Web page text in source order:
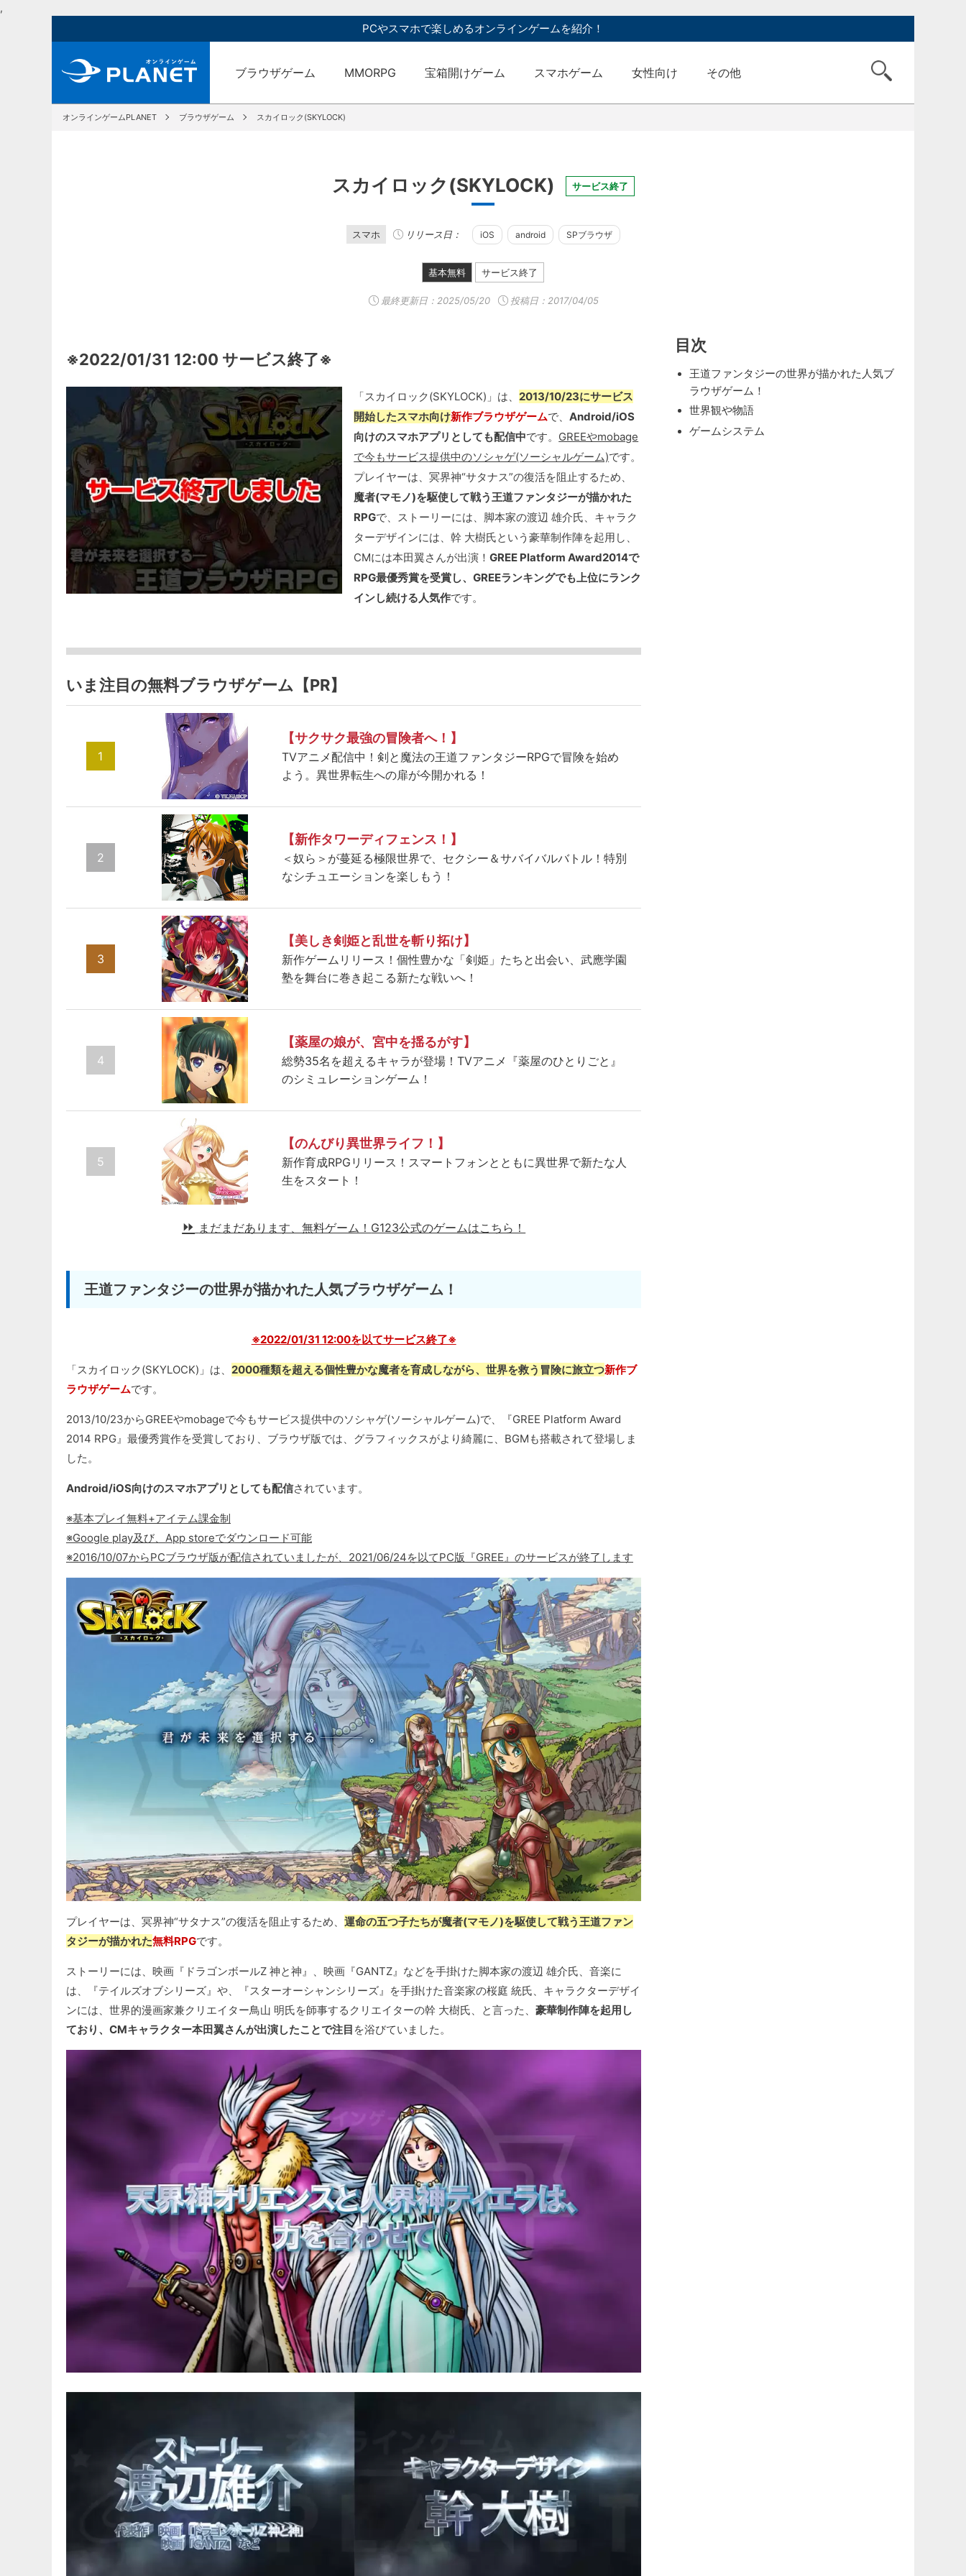
,
PCやスマホで楽しめるオンラインゲームを紹介！
ブラウザゲーム MMORPG 宝箱開けゲーム スマホゲーム 女性向け その他
オンラインゲームPLANET ブラウザゲーム スカイロック(SKYLOCK)
スカイロック(SKYLOCK) サービス終了
スマホ リリース日： iOS android SPブラウザ
基本無料 サービス終了
最終更新日： 2025/05/20 投稿日：2017/04/05
※2022/01/31 12:00 サービス終了※
「スカイロック(SKYLOCK)」は、2013/10/23にサービス
開始したスマホ向け新作ブラウザゲームで、Android/iOS
向けのスマホアプリとしても配信中です。 GREEやmobage
で今もサービス提供中のソシャゲ(ソーシャルゲーム)です。
プレイヤーは、冥界神“サタナス”の復活を阻止するため、
魔者(マモノ)を駆使して戦う王道ファンタジーが描かれた
RPGで、ストーリーには、脚本家の渡辺 雄介氏、キャラク
ターデザインには、幹 大樹氏という豪華制作陣を起用し、
CMには本田翼さんが出演！GREE Platform Award2014で
RPG最優秀賞を受賞し、GREEランキングでも上位にランク
インし続ける人気作です。
いま注目の無料ブラウザゲーム【PR】
1
【サクサク最強の冒険者へ！】
TVアニメ配信中！剣と魔法の王道ファンタジーRPGで冒険を始め
よう。異世界転生への扉が今開かれる！
2
【新作タワーディフェンス！】
＜奴ら＞が蔓延る極限世界で、セクシー＆サバイバルバトル！特別
なシチュエーションを楽しもう！
3
【美しき剣姫と乱世を斬り拓け】
新作ゲームリリース！個性豊かな「剣姫」たちと出会い、武應学園
塾を舞台に巻き起こる新たな戦いへ！
4
【薬屋の娘が、宮中を揺るがす】
総勢35名を超えるキャラが登場！TVアニメ『薬屋のひとりごと』
のシミュレーションゲーム！
5
【のんびり異世界ライフ！】
新作育成RPGリリース！スマートフォンとともに異世界で新たな人
生をスタート！
まだまだあります、無料ゲーム！ G123公式のゲームはこちら！
王道ファンタジーの世界が描かれた人気ブラウザゲーム！
※2022/01/31 12:00を以てサービス終了※
「スカイロック(SKYLOCK)」は、 2000種類を超える個性豊かな魔者を育成しながら、世界を救う冒険に旅立つ新作ブ
ラウザゲームです。
2013/10/23からGREEやmobageで今もサービス提供中のソシャゲ(ソーシャルゲーム)で、『GREE Platform Award
2014 RPG』最優秀賞作を受賞しており、ブラウザ版では、グラフィックスがより綺麗に、BGMも搭載されて登場しま
した。
Android/iOS向けのスマホアプリとしても配信されています。
※基本プレイ無料+アイテム課金制
※Google play及び、App storeでダウンロード可能
※2016/10/07からPCブラウザ版が配信されていましたが、2021/06/24を以てPC版『GREE』のサービスが終了します
プレイヤーは、冥界神“サタナス”の復活を阻止するため、 運命の五つ子たちが魔者(マモノ)を駆使して戦う王道ファン
タジーが描かれた無料RPGです。
ストーリーには、映画『ドラゴンボールZ 神と神』、映画『GANTZ』などを手掛けた脚本家の渡辺 雄介氏、音楽に
は、『テイルズオブシリーズ』や、『スターオーシャンシリーズ』を手掛けた音楽家の桜庭 統氏、キャラクターデザイ
ンには、世界的漫画家兼クリエイター鳥山 明氏を師事するクリエイターの幹 大樹氏、と言った、 豪華制作陣を起用し
ており、CMキャラクター本田翼さんが出演したことで注目 を浴びていました。
目次
王道ファンタジーの世界が描かれた人気ブ
ラウザゲーム！
世界観や物語
ゲームシステム